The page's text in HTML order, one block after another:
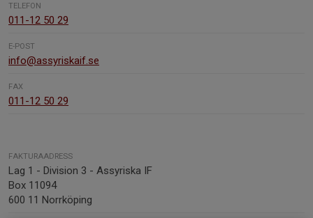
TELEFON
011-12 50 29
E-POST
info@assyriskaif.se
FAX
011-12 50 29
FAKTURAADRESS
Lag 1 - Division 3 - Assyriska IF
Box 11094
600 11 Norrköping